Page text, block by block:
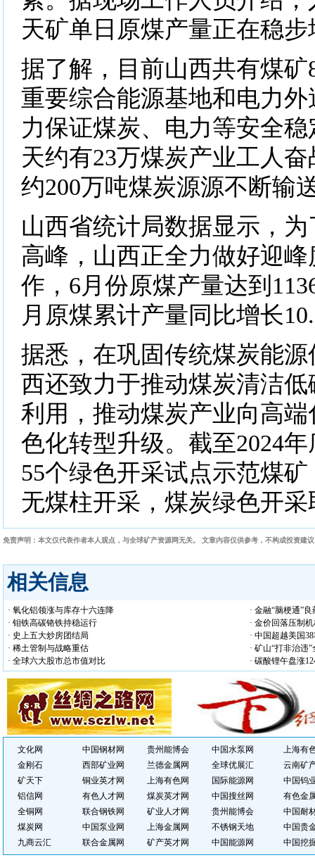
天矿单日原煤产量正在稳步
据了解，目前山西共有煤矿
重要综合能源基地和电力
力保证煤炭、电力等安全
天约有23万煤炭产业工人
约200万吨煤炭源源不断输
山西省统计局数据显示，
高峰，山西正全力做好迎
作，6月份原煤产量达到
月原煤累计产量同比增长
据悉，在巩固传统煤炭能
西还致力于推动煤炭清洁
利用，推动煤炭产业向高
色化转型升级。截至2024
55个绿色开采试点示范煤
无煤柱开采，煤炭绿色开
免责声明：本文仅代表作者本人观点，与全球矿产资源网无关。 文章内容仅供参考，不构成投资建
相关信息
· 氧化铝领涨与库存十六连降
· 金融“脑梗通”
· 钼铁高碳铬铁持稳运行
· 金价回落压制
· 史上五大炒房团结局
· 中国超越美国
· 稀土管制与战略重估
· 矿山“打非治违
· 全球六大股市总市值对比
· 碳酸锂午盘涨
文化网 中国钢材网 贵州能博会 中国水泵网
上海有
金刚石
西部矿业网 兰德金属网 全球优展汇
云南矿
矿天下
铜业英才网 上海有色网 国际能源网
中国钨
铝信网
有色人才网 煤炭英才网 中国搜丝网
有色金
全铜网
联合钢铁网 矿业人才网 贵州能博会
中国耐
煤炭网
中国泵业网 上海金属网 不锈钢天地
中国贵
九商云汇
联合金属网 矿产英才网 中国能源网 中国挖